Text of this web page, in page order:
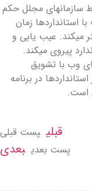
سازمانهای مجلل حکم
زمان
میکند. عیب یابی و
پیروی میکند.
وب با تشویق
در برنامه
است.
قبلی پست قبلی
پست بعدی بعدی